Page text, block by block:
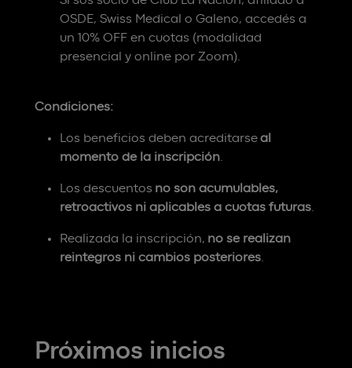
OSDE, Swiss Medical o Galeno, accedés a
un 10% OFF en cuotas (modalidad
presencial y online por Zoom).
Condiciones:
Los beneficios deben acreditarseal
momento de la inscripción
Los descuentos no son acumulables,
retroactivos ni aplicables a cuotas futuras
Realizada la inscripción, no se realizan
reintegros ni cambios posteriores
Próximos inicios